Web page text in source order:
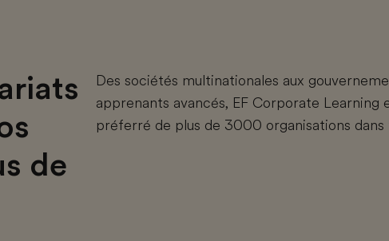
de
Des sociétés multinationales aux
apprenants avancés, EF Corporate
préferré de plus de 3000 organisations dans